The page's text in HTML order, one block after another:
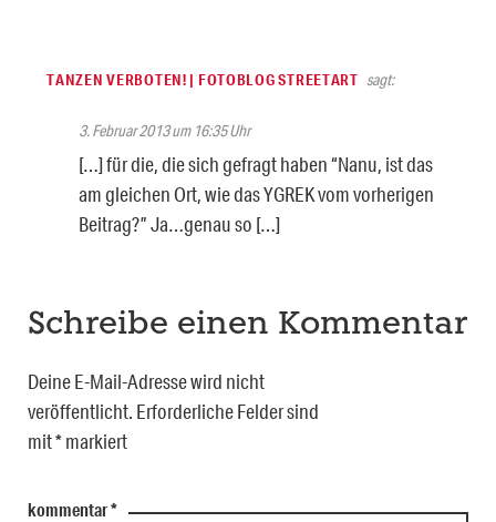
TANZEN VERBOTEN! | FOTOBLOG STREETART sagt:
3. Februar 2013 um 16:35 Uhr
[…] für die, die sich gefragt haben “Nanu, ist das
am gleichen Ort, wie das YGREK vom vorherigen
Beitrag?” Ja…genau so […]
Schreibe einen Kommentar
Deine E-Mail-Adresse wird nicht
veröffentlicht. Erforderliche Felder sind
mit*markiert
kommentar*